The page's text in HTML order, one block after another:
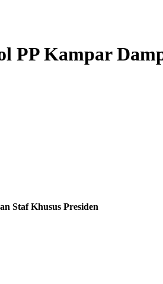
PP Kampar
Staf Khusus Presiden